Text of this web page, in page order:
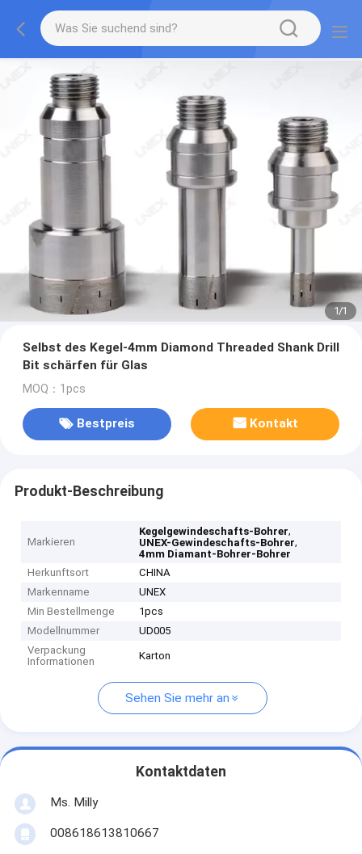
1/1
Selbst des Kegel-4mm Diamond Threaded Shank Drill
Bit schärfen für Glas
MOQ：1pcs
Bestpreis Kontakt
Produkt-Beschreibung
Markieren
Kegelgewindeschafts-Bohrer,
UNEX-Gewindeschafts-Bohrer,
4mm Diamant-Bohrer-Bohrer
Herkunftsort
CHINA
Markenname
UNEX
Min Bestellmenge
1pcs
Modellnummer
UD005
Verpackung
Informationen
Karton
Sehen Sie mehr an
Kontaktdaten
Ms. Milly
008618613810667